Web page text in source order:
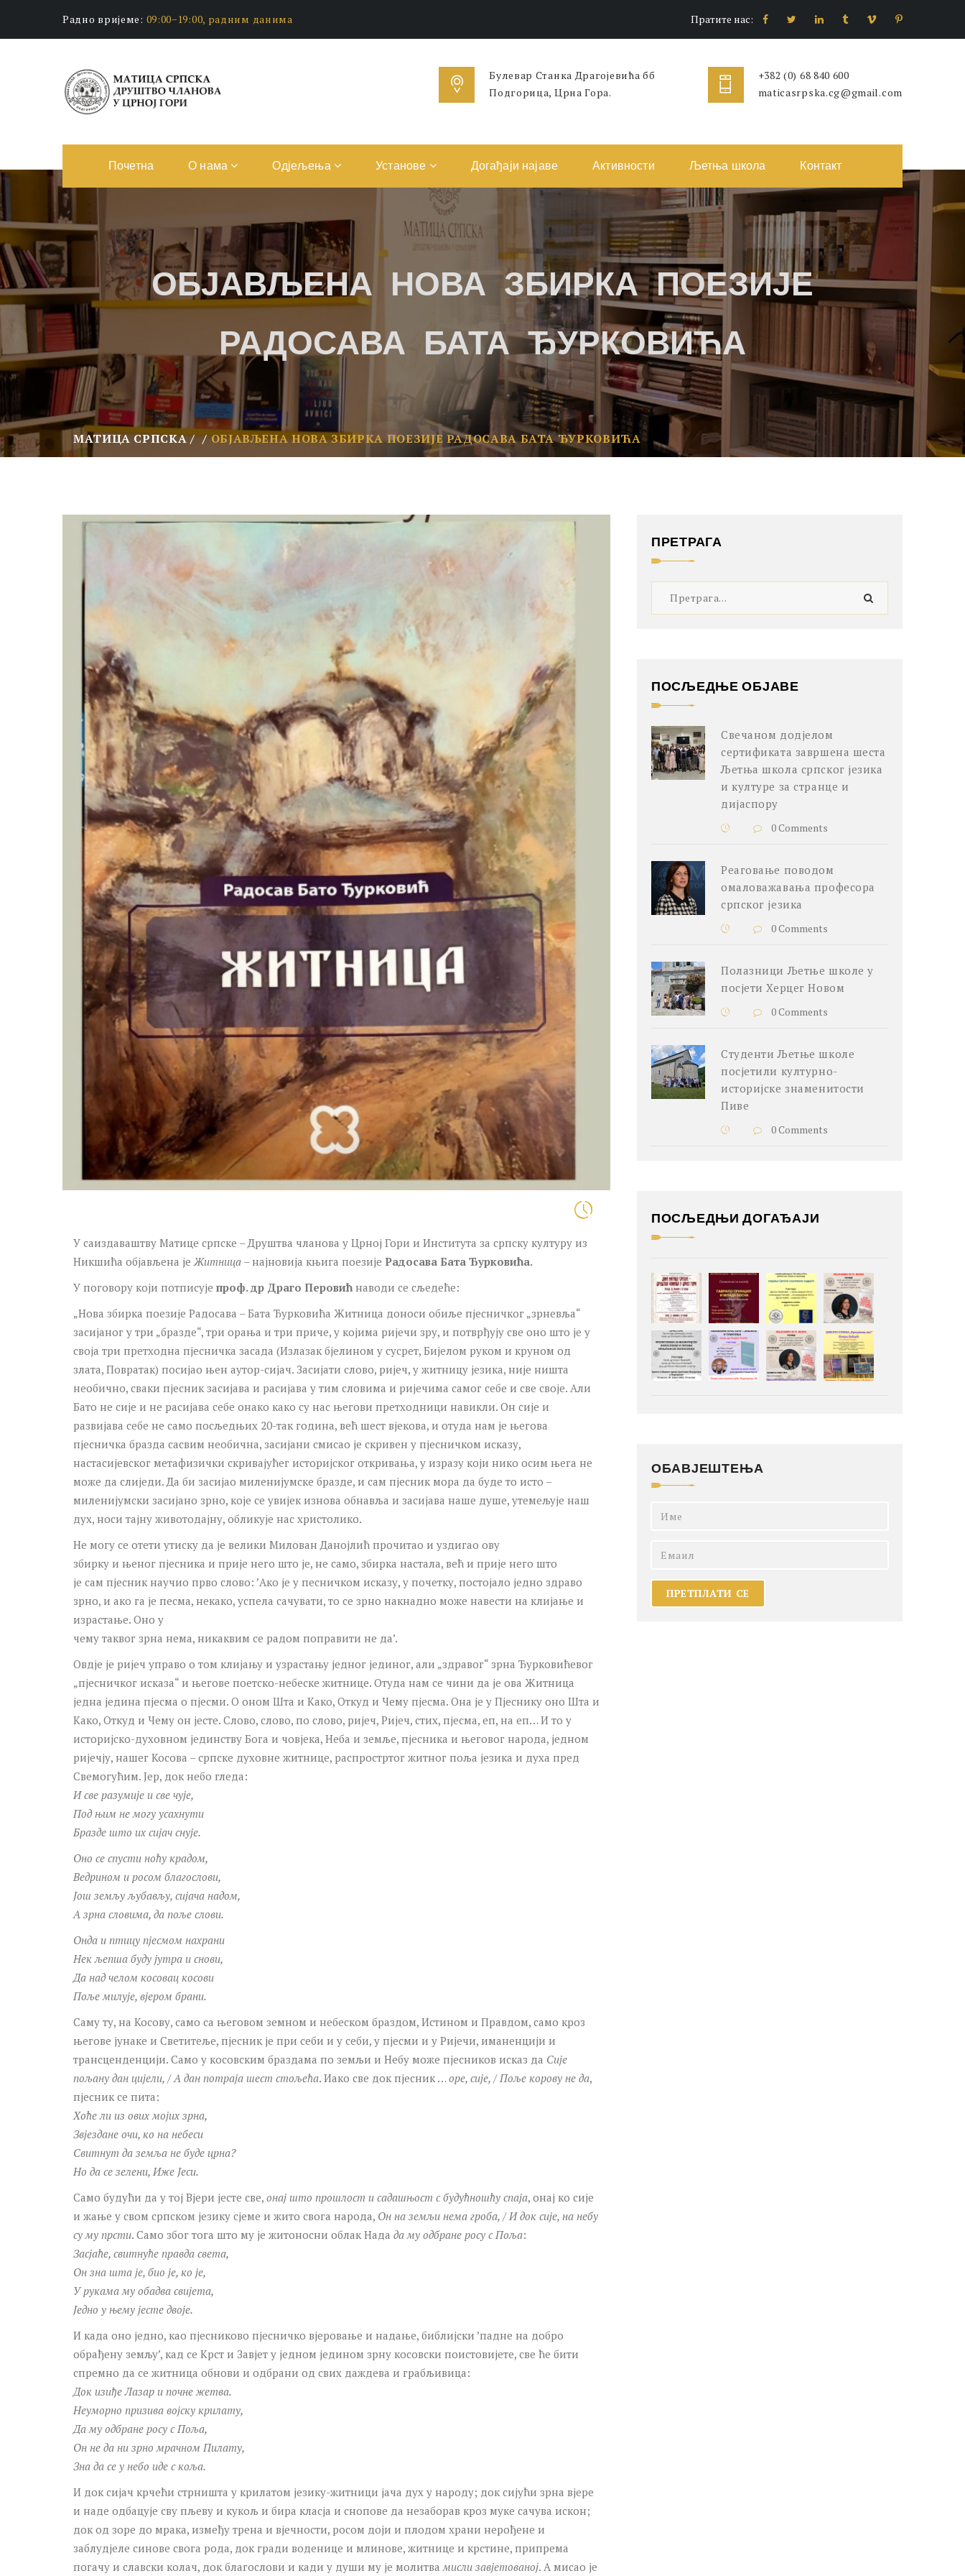
Радно вријеме: 09:00−19:00, радним данима Пратите нас:
Булевар Станка Драгојевића бб
Подгорица, Црна Гора.
+382 (0) 68 840 600
maticasrpska.cg@gmail.com
Почетна О нама Одјељења Установе Догађаји најаве Активности Љетња школа Контакт
ОБЈАВЉЕНА НОВА ЗБИРКА ПОЕЗИЈЕ
РАДОСАВА БАТА ЂУРКОВИЋА
МАТИЦА СРПСКА ОБЈАВЉЕНА НОВА ЗБИРКА ПОЕЗИЈЕ РАДОСАВА БАТА ЂУРКОВИЋА
У саиздаваштву Матице српске – Друштва чланова у Црној Гори и Института за српску културу из
Никшића објављена јеЖитница – најновија књига поезије Радосава Бата Ђурковића.
У поговору који потписује проф. др Драго Перовић наводи се сљедеће:
„Нова збирка поезије Радосава – Бата Ђурковића Житница доноси обиље пјесничког „зрневља“
засијаног у три „бразде“, три орања и три приче, у којима ријечи зру, и потврђују све оно што је у
своја три претходна пјесничка засада (Излазак бјелином у сусрет, Бијелом руком и круном од
злата, Повратак) посијао њен аутор-сијач. Засијати слово, ријеч, у житницу језика, није ништа
необично, сваки пјесник засијава и расијава у тим словима и ријечима самог себе и све своје. Али
Бато не сије и не расијава себе онако како су нас његови претходници навикли. Он сије и
развијава себе не само посљедњих 20-так година, већ шест вјекова, и отуда нам је његова
пјесничка бразда сасвим необична, засијани смисао је скривен у пјесничком исказу,
настасијевског метафизички скривајућег историјског откривања, у изразу који нико осим њега не
може да слиједи. Да би засијао миленијумске бразде, и сам пјесник мора да буде то исто –
миленијумски засијано зрно, које се увијек изнова обнавља и засијава наше душе, утемељује наш
дух, носи тајну животодајну, обликује нас христолико.
Не могу се отети утиску да је велики Милован Данојлић прочитао и уздигао ову
збирку и њеног пјесника и прије него што је, не само, збирка настала, већ и прије него што
је сам пјесник научио прво слово: ’Ако је у песничком исказу, у почетку, постојало једно здраво
зрно, и ако га је песма, некако, успела сачувати, то се зрно накнадно може навести на клијање и
израстање. Оно у
чему таквог зрна нема, никаквим се радом поправити не да’.
Овдје је ријеч управо о том клијању и узрастању једног јединог, али „здравог“ зрна Ђурковићевог
„пјесничког исказа“ и његове поетско-небеске житнице. Отуда нам се чини да је ова Житница
једна једина пјесма о пјесми. О оном Шта и Како, Откуд и Чему пјесма. Она је у Пјеснику оно Шта и
Како, Откуд и Чему он јесте. Слово, слово, по слово, ријеч, Ријеч, стих, пјесма, еп, на еп… И то у
историјско-духовном јединству Бога и човјека, Неба и земље, пјесника и његовог народа, једном
ријечју, нашег Косова – српске духовне житнице, распростртог житног поља језика и духа пред
Свемогућим. Јер, док небо гледа:
И све разумије и све чује,
Под њим не могу усахнути
Бразде што их сијач снује.
Оно се спусти ноћу крадом,
Ведрином и росом благослови,
Још земљу љубављу, сијача надом,
А зрна словима, да поље слови.
Онда и птицу пјесмом нахрани
Нек љепша буду јутра и снови,
Да над челом косовац косови
Поље милује, вјером брани.
Саму ту, на Косову, само са његовом земном и небеском браздом, Истином и Правдом, само кроз
његове јунаке и Светитеље, пјесник је при себи и у себи, у пјесми и у Ријечи, иманенцији и
трансценденцији. Само у косовским браздама по земљи и Небу може пјесников исказ да Сије
пољану дан цијели, / А дан потраја шест стољећа. Иако све док пјесник … оре, сије, / Поље корову не да,
пјесник се пита:
Хоће ли из ових мојих зрна,
Звјездане очи, ко на небеси
Свитнут да земља не буде црна?
Но да се зелени, Иже Јеси.
Само будући да у тој Вјери јесте све, онај што прошлост и садашњост с будућношћу спаја, онај ко сије
и жање у свом српском језику сјеме и жито свога народа, Он на земљи нема гроба, / И док сије, на небу
су му прсти. Само због тога што му је житоносни облак Нада да му одбране росу с Поља:
Засјаће, свитнуће правда света,
Он зна шта је, био је, ко је,
У рукама му обадва свијета,
Једно у њему јесте двоје.
И када оно једно, као пјесниково пјесничко вјеровање и надање, библијски ’падне на добро
обрађену земљу’, кад се Крст и Завјет у једном једином зрну косовски поистовијете, све ће бити
спремно да се житница обнови и одбрани од свих даждева и грабљивица:
Док изиђе Лазар и почне жетва.
Неуморно призива војску крилату,
Да му одбране росу с Поља,
Он не да ни зрно мрачном Пилату,
Зна да се у небо иде с коља.
И док сијач крчећи стрништа у крилатом језику-житници јача дух у народу; док сијући зрна вјере
и наде одбацује сву пљеву и кукољ и бира класја и снопове да незаборав кроз муке сачува искон;
док од зоре до мрака, између трена и вјечности, росом доји и плодом храни нерођене и
заблудјеле синове свога рода, док гради воденице и млинове, житнице и крстине, припрема
погачу и славски колач, док благослови и кади у души му је молитвамисли завјетованој. А мисао је
ПРЕТРАГА
ПОСЉЕДЊЕ ОБЈАВЕ
Свечаном додјелом
сертификата завршена шеста
Љетња школа српског језика
и културе за странце и
дијаспору
0 Comments
Реаговање поводом
омаловажавања професора
српског језика
0 Comments
Полазници Љетње школе у
посјети Херцег Новом
0 Comments
Студенти Љетње школе
посјетили културно-
историјске знаменитости
Пиве
0 Comments
ПОСЉЕДЊИ ДОГАЂАЈИ
ОБАВЈЕШТЕЊА